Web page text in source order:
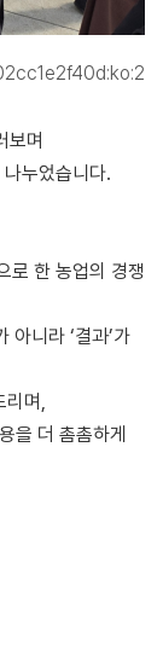
보며
누었습니다.
로 한 농업의 경쟁
아니라 ‘결과’가
리며,
을 더 촘촘하게